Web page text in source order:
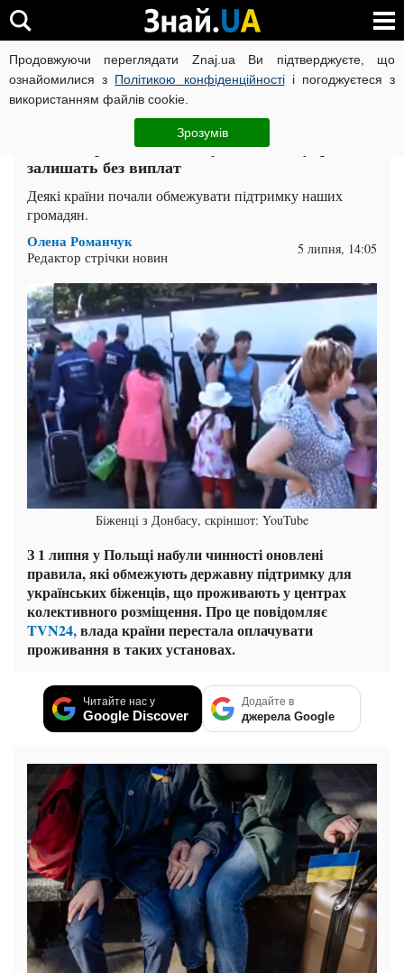
Продовжуючи переглядати Znaj.ua Ви підтверджуєте, що
ознайомилися з Політикою конфіденційностіі погоджуєтеся з
використанням файлів cookie.
Зрозумів
ВІЙНА РОСІЇ ПРОТИ УКРАЇНИ КОРОНАВІРУС В УКРАЇНІ
Українці в Польщі ЧИТАТЬ НА РУССКОМ
У ЄС скоротили допомогу біженцям: українців
залишать без виплат
Деякі країни почали обмежувати підтримку наших
громадян.
Олена Романчук
Редактор стрічки новин 5 липня, 14:05
Біженці з Донбасу, скріншот: YouTube
З 1 липня у Польщі набули чинності оновлені
правила, які обмежують державну підтримку для
українських біженців, що проживають у центрах
колективного розміщення. Про це повідомляє
TVN24,влада країни перестала оплачувати
проживання в таких установах.
Читайте нас у
Google Discover
Додайте в
джерела Google